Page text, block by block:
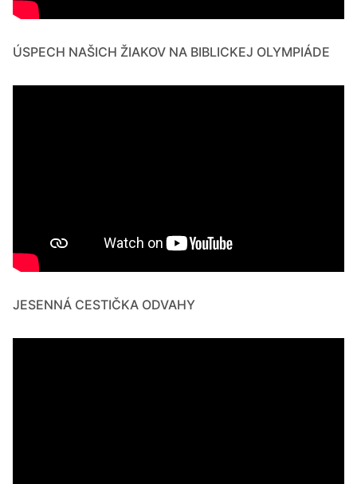
ÚSPECH NAŠICH ŽIAKOV NA BIBLICKEJ OLYMPIÁDE
JESENNÁ CESTIČKA ODVAHY